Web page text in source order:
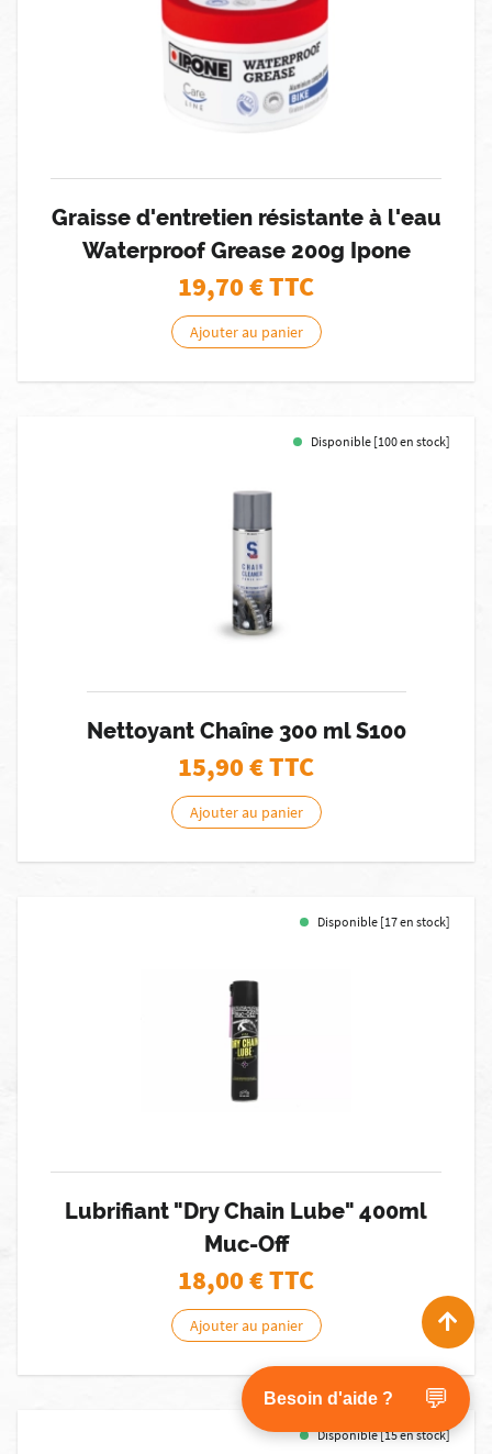
Graisse d'entretien résistante à l'eau
Waterproof Grease 200g Ipone
19,70€ TTC
Ajouter au panier
Disponible [100 en stock]
Nettoyant Chaîne 300 ml S100
15,90€ TTC
Ajouter au panier
Disponible [17 en stock]
Lubrifiant "Dry Chain Lube" 400ml
Muc-Off
18,00€ TTC
Ajouter au panier
Disponible [15 en stock]
Besoin d'aide ? 💬